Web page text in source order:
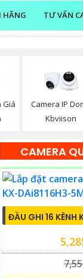
HÃNG TƯ VẤN
Giá
Camera IP
Kbviison
CAMERA
ĐẦU GHI 16